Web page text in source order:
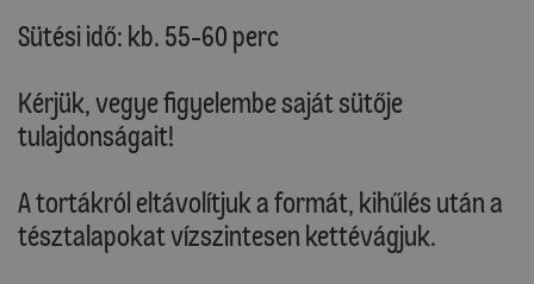
Sütési idő: kb. 55-60 perc
Kérjük, vegye figyelembe saját sütője
tulajdonságait!
A tortákról eltávolítjuk a formát, kihűlés után a
tésztalapokat vízszintesen kettévágjuk.